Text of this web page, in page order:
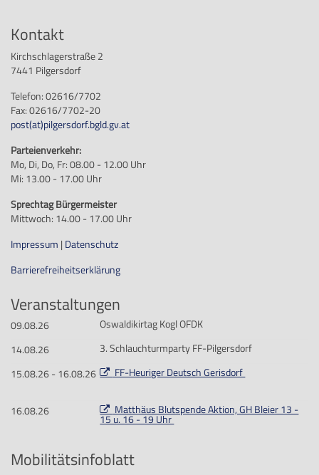
Kontakt
Kirchschlagerstraße 2
7441 Pilgersdorf
Telefon: 02616/7702
Fax: 02616/7702-20
post(at)pilgersdorf.bgld.gv.at
Parteienverkehr:
Mo, Di, Do, Fr: 08.00 - 12.00 Uhr
Mi: 13.00 - 17.00 Uhr
Sprechtag Bürgermeister
Mittwoch: 14.00 - 17.00 Uhr
Impressum | Datenschutz
Barrierefreiheitserklärung
Veranstaltungen
09.08.26
Oswaldikirtag Kogl OFDK
14.08.26
3. Schlauchturmparty FF-Pilgersdorf
15.08.26 - 16.08.26
FF-Heuriger Deutsch Gerisdorf
16.08.26 Matthäus Blutspende Aktion, GH Bleier 13 -
15 u. 16 - 19 Uhr
Mobilitätsinfoblatt